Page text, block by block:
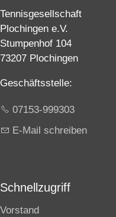
Tennisgesellschaft
Plochingen e.V.
Stumpenhof 104
73207 Plochingen
Geschäftsstelle:
07153-999303
E-Mail schreiben
Schnellzugriff
Vorstand